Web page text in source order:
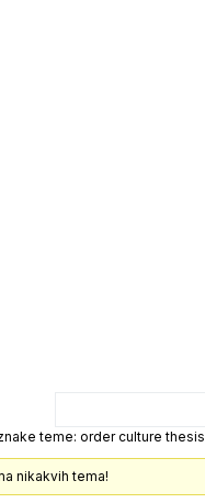
teme: order culture thesis
nikakvih tema!